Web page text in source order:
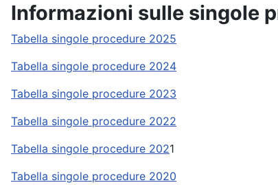
Informazioni sulle singole
Tabella singole procedure 2025
Tabella singole procedure 2024
Tabella singole procedure 2023
Tabella singole procedure 2022
Tabella singole procedure 2021
Tabella singole procedure 2020